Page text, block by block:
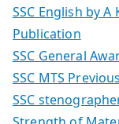
SSC English by
Publication
SSC General
SSC MTS
SSC